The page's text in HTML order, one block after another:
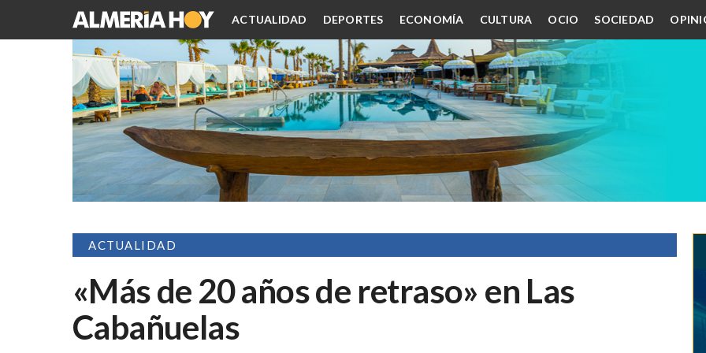
ACTUALIDAD DEPORTES ECONOMÍA CULTURA OCIO SOCIEDAD
ACTUALIDAD
«Más de 20 años de retraso» en Las
Cabañuelas